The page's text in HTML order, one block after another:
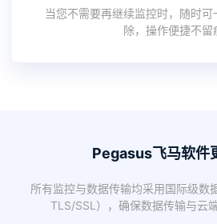
当您不需要再继续监控时，随时
除，操作便捷不留
Pegasus飞马软件
所有监控与数据传输均采用国际级数
TLS/SSL），确保数据传输与云